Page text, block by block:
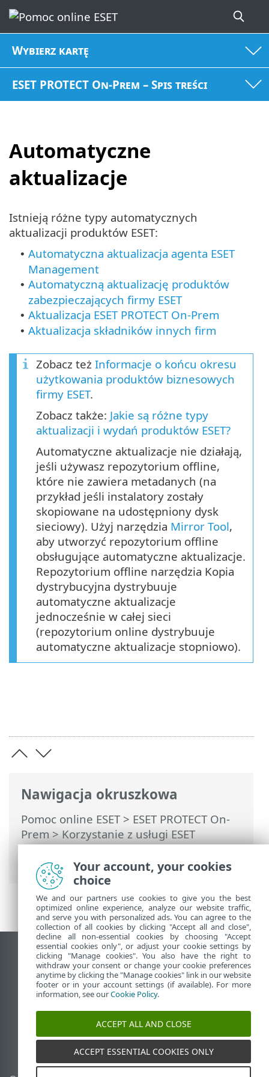
Wybierz kartę
ESET PROTECT On-Prem – Spis treści
Automatyczne
aktualizacje
Nawigacja okruszkowa
Pomoc online ESET> ESET PROTECT On-
Prem>Korzystanie z usługi ESET
PROTECT On-Prem> Automatyczne
aktualizacje
Istnieją różne typy automatycznych
aktualizacji produktów ESET:
• Automatyczna aktualizacja agenta ESET
Management
• Automatyczną aktualizację produktów
zabezpieczających firmy ESET
• Aktualizacja ESET PROTECT On-Prem
• Aktualizacja składników innych firm
Zobacz też Informacje o końcu okresu
użytkowania produktów biznesowych
firmy ESET.
Zobacz także: Jakie są różne typy
aktualizacji i wydań produktów ESET?
Automatyczne aktualizacje nie działają,
jeśli używasz repozytorium offline,
które nie zawiera metadanych (na
przykład jeśli instalatory zostały
skopiowane na udostępniony dysk
sieciowy). Użyj narzędzia Mirror Tool,
aby utworzyć repozytorium offline
obsługujące automatyczne aktualizacje.
Repozytorium offline narzędzia Kopia
dystrybucyjna dystrybuuje
automatyczne aktualizacje
jednocześnie w całej sieci
(repozytorium online dystrybuuje
automatyczne aktualizacje stopniowo).
Wyświetl witrynę internetową dla
komputerów
End of Life
Baza wiedzy ESET
Forum ESET
ESET Status Portal
Pomoc regionalna
Your account, your cookies
choice
We and our partners use cookies to give you the best
optimized online experience, analyze our website traffic,
and serve you with personalized ads. You can agree to the
collection of all cookies by clicking "Accept all and close",
decline all non-essential cookies by choosing "Accept
essential cookies only", or adjust your cookie settings by
clicking "Manage cookies". You also have the right to
withdraw your consent or change your cookie preferences
anytime by clicking the "Manage cookies" link in our website
footer or in your account settings (if available). For more
information, see ourCookie Policy.
ACCEPT ALL AND CLOSE
ACCEPT ESSENTIAL COOKIES ONLY